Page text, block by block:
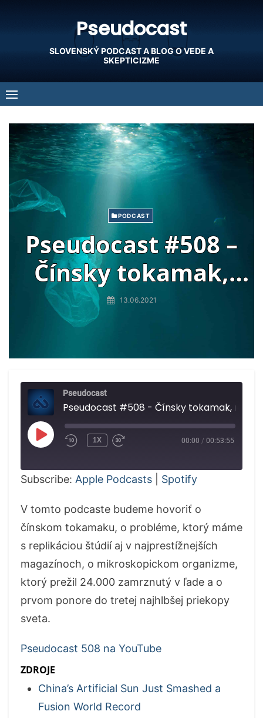
Pseudocast
SLOVENSKÝ PODCAST A BLOG O VEDE A
SKEPTICIZME
PODCAST
Pseudocast #508 –
Čínsky tokamak,
replikačný problém,
organizmus prežil
24.000 rokov v ľade,
tretia najhlbšia
priekopa
13.06.2021
Pseudocast
PLAY
EPISODE
1X 00:00 / 00:53:55
Subscribe: Apple Podcasts Spotify
V tomto podcaste budeme hovoriť o
čínskom tokamaku, o probléme, ktorý máme
s replikáciou štúdií aj v najprestížnejších
magazínoch, o mikroskopickom organizme,
ktorý prežil 24.000 zamrznutý v ľade a o
prvom ponore do tretej najhlbšej priekopy
sveta.
Pseudocast 508 na YouTube
ZDROJE
China’s Artificial Sun Just Smashed a
Fusion World Record